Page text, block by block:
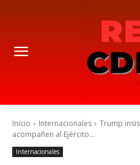
Inicio Internacionales
Trump
acompañen al Ejército...
Internacionales